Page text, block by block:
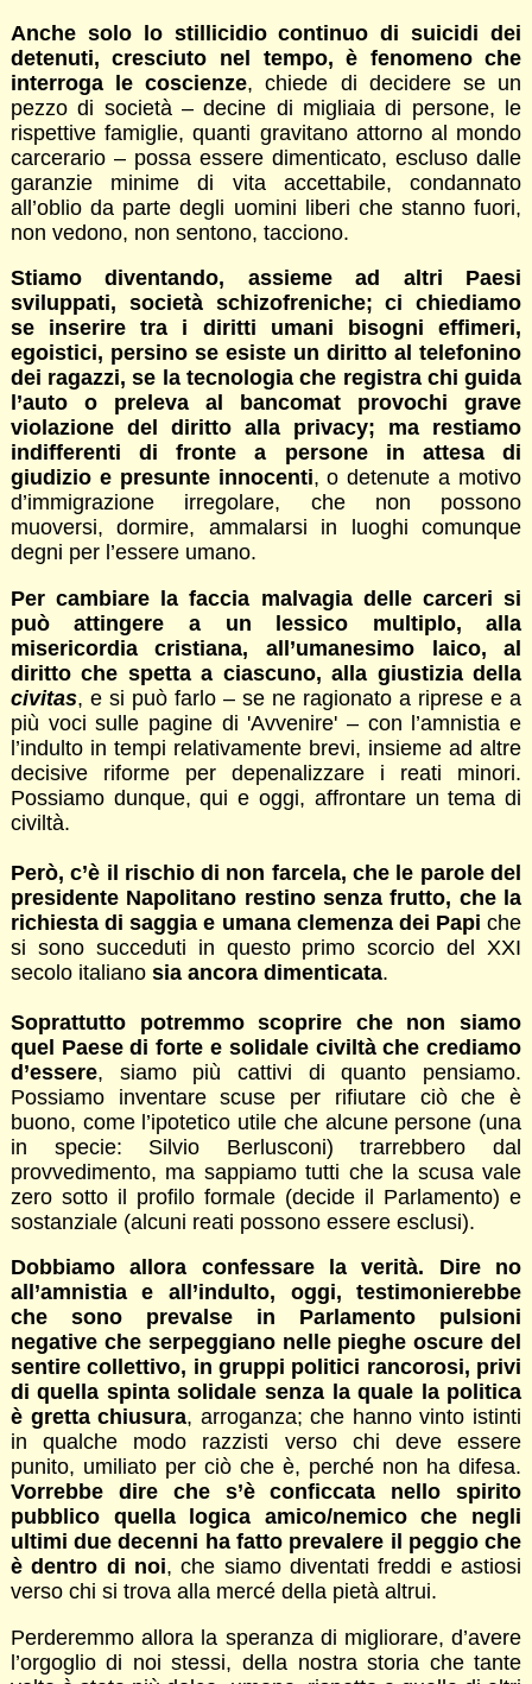
Anche solo lo stillicidio continuo di suicidi dei
detenuti, cresciuto nel tempo, è fenomeno che
interroga le coscienze, chiede di decidere se un
pezzo di società – decine di migliaia di persone, le
rispettive famiglie, quanti gravitano attorno al mondo
carcerario – possa essere dimenticato, escluso dalle
garanzie minime di vita accettabile, condannato
all’oblio da parte degli uomini liberi che stanno fuori,
non vedono, non sentono, tacciono.
Stiamo diventando, assieme ad altri Paesi
sviluppati, società schizofreniche; ci chiediamo
se inserire tra i diritti umani bisogni effimeri,
egoistici, persino se esiste un diritto al telefonino
dei ragazzi, se la tecnologia che registra chi guida
l’auto o preleva al bancomat provochi grave
violazione del diritto alla privacy; ma restiamo
indifferenti di fronte a persone in attesa di
giudizio e presunte innocenti, o detenute a motivo
d’immigrazione irregolare, che non possono
muoversi, dormire, ammalarsi in luoghi comunque
degni per l’essere umano.
Per cambiare la faccia malvagia delle carceri si
può attingere a un lessico multiplo, alla
misericordia cristiana, all’umanesimo laico, al
diritto che spetta a ciascuno, alla giustizia della
civitas, e si può farlo – se ne ragionato a riprese e a
più voci sulle pagine di 'Avvenire' – con l’amnistia e
l’indulto in tempi relativamente brevi, insieme ad altre
decisive riforme per depenalizzare i reati minori.
Possiamo dunque, qui e oggi, affrontare un tema di
civiltà.
Però, c’è il rischio di non farcela, che le parole del
presidente Napolitano restino senza frutto, che la
richiesta di saggia e umana clemenza dei Papiche
si sono succeduti in questo primo scorcio del XXI
secolo italiano sia ancora dimenticata.
Soprattutto potremmo scoprire che non siamo
quel Paese di forte e solidale civiltà che crediamo
d’essere, siamo più cattivi di quanto pensiamo.
Possiamo inventare scuse per rifiutare ciò che è
buono, come l’ipotetico utile che alcune persone (una
in specie: Silvio Berlusconi) trarrebbero dal
provvedimento, ma sappiamo tutti che la scusa vale
zero sotto il profilo formale (decide il Parlamento) e
sostanziale (alcuni reati possono essere esclusi).
Dobbiamo allora confessare la verità. Dire no
all’amnistia e all’indulto, oggi, testimonierebbe
che sono prevalse in Parlamento pulsioni
negative che serpeggiano nelle pieghe oscure del
sentire collettivo, in gruppi politici rancorosi, privi
di quella spinta solidale senza la quale la politica
è gretta chiusura, arroganza; che hanno vinto istinti
in qualche modo razzisti verso chi deve essere
punito, umiliato per ciò che è, perché non ha difesa.
Vorrebbe dire che s’è conficcata nello spirito
pubblico quella logica amico/nemico che negli
ultimi due decenni ha fatto prevalere il peggio che
è dentro di noi, che siamo diventati freddi e astiosi
verso chi si trova alla mercé della pietà altrui.
Perderemmo allora la speranza di migliorare, d’avere
l’orgoglio di noi stessi, della nostra storia che tante